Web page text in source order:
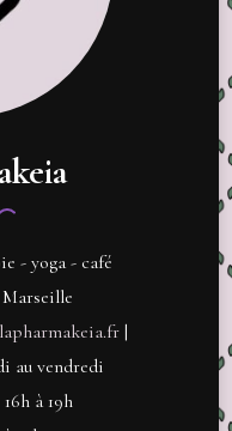
- yoga - café
Marseille
|
au vendredi
à 19h